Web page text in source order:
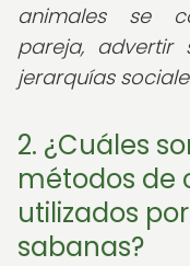
animales se
pareja, advertir
jerarquías
2. ¿Cuáles
métodos de
utilizados
sabanas?